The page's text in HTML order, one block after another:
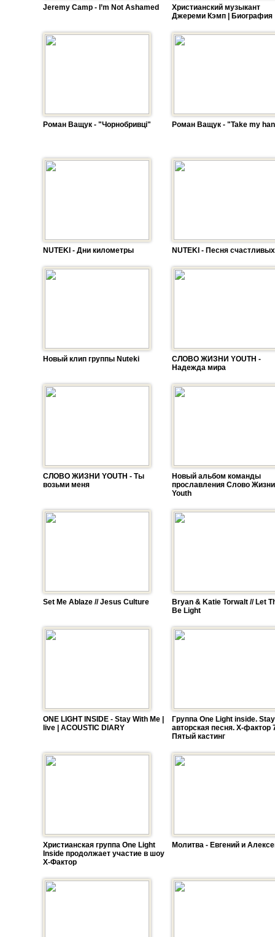
Jeremy Camp - I’m Not Ashamed
Христианский музыкант
Джереми Кэмп | Биография
Роман Ващук - "Чорнобривці" Роман Ващук - "Take my
NUTEKI - Дни километры NUTEKI - Песня счастливых
Новый клип группы Nuteki
СЛОВО ЖИЗНИ YOUTH -
Надежда мира
СЛОВО ЖИЗНИ YOUTH - Ты
возьми меня
Новый альбом команды
прославления Слово Жизни
Youth
Set Me Ablaze // Jesus Culture
Bryan & Katie Torwalt // Let
Be Light
ONE LIGHT INSIDE - Stay With Me |
live | ACOUSTIC DIARY
Группа One Light inside.
авторская песня. Х-фактор
Пятый кастинг
Христианская группа One Light
Inside продолжает участие в шоу
Х-Фактор
Молитва - Евгений и